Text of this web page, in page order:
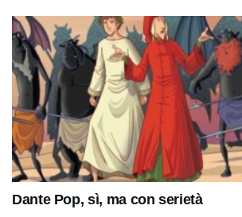
Dante Pop, sì, ma con serietà